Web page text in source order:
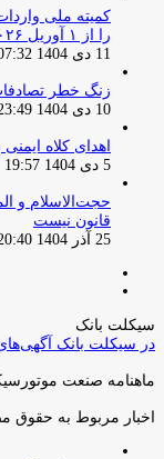
کمیته ملی
را از ۱ آوریل ۲۰۲۶ ممنوع کرد
11 دی 1404 07:32
زنگ خطر
10 دی 1404 23:49
اهدای کلاه
5 دی 1404 19:57
حجت‌الاسلام و
قانون نیست
25 آذر 1404 20:40
سیکلت بانک
در سیکلت بانک
ماهنامه صنعت
اخبار مربوط به حقوق